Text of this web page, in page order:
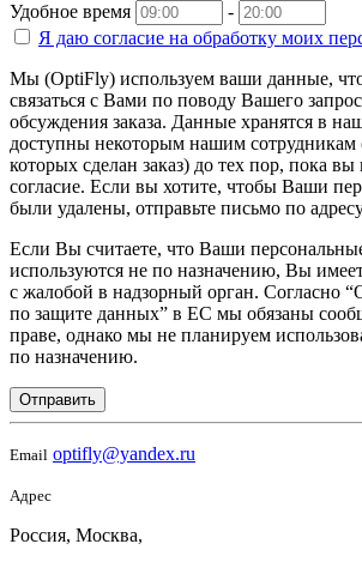
Удобное время
-
Я даю согласие на обработку моих
Мы (OptiFly) используем ваши данные,
связаться с Вами по поводу Вашего
обсуждения заказа. Данные хранятся в
доступны некоторым нашим сотрудникам
которых сделан заказ) до тех пор, пока вы
согласие. Если вы хотите, чтобы Ваши
были удалены, отправьте письмо по
Если Вы считаете, что Ваши
используются не по назначению, Вы
с жалобой в надзорный орган. Согласно
по защите данных” в ЕС мы обязаны
праве, однако мы не планируем
по назначению.
Отправить
Email optifly@yandex.ru
Адрес
Россия, Москва,